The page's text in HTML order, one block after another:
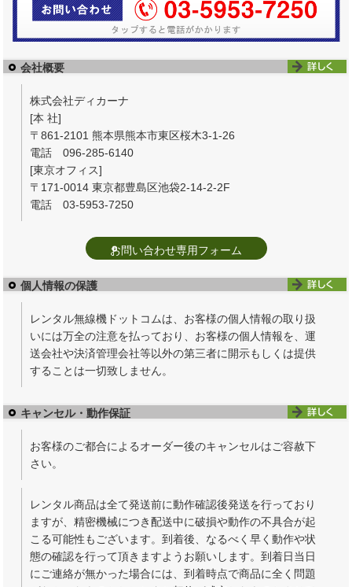
会社概要
株式会社ディカーナ
[本 社]
〒861-2101 熊本県熊本市東区桜木3-1-26
電話 096-285-6140
[東京オフィス]
〒171-0014 東京都豊島区池袋2-14-2-2F
電話 03-5953-7250
お問い合わせ専用フォーム
個人情報の保護
レンタル無線機ドットコムは、お客様の個人情報の取り扱
いには万全の注意を払っており、お客様の個人情報を、運
送会社や決済管理会社等以外の第三者に開示もしくは提供
することは一切致しません。
キャンセル・動作保証
お客様のご都合によるオーダー後のキャンセルはご容赦下
さい。
レンタル商品は全て発送前に動作確認後発送を行っており
ますが、精密機械につき配送中に破損や動作の不具合が起
こる可能性もございます。到着後、なるべく早く動作や状
態の確認を行って頂きますようお願いします。到着日当日
にご連絡が無かった場合には、到着時点で商品に全く問題